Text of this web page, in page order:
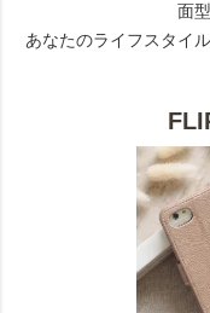
面
あなたのライフスタイ